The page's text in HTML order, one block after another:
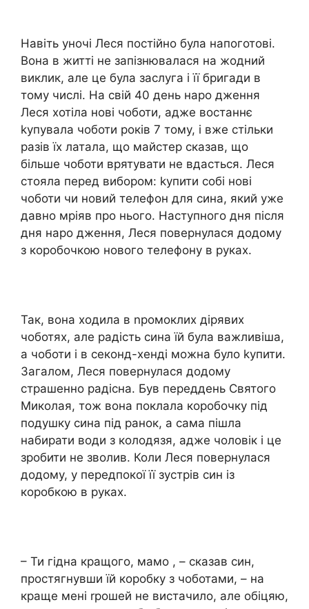
Навіть уночі Леся постійно була напоготові.
Вона в житті не запізнювалася на жодний
виклик, але це була заслуга і її бригади в
тому числі. На свій 40 день наро дження
Леся хотіла нові чоботи, адже востаннє
kупувала чоботи років 7 тому, і вже стільки
разів їх латала, що майстер сказав, що
більше чоботи врятувати не вдасться. Леся
стояла перед вибором: kупити собі нові
чоботи чи новий телефон для сина, який уже
давно мріяв про нього. Наступного дня після
дня наро дження, Леся повернулася додому
з коробочкою нового телефону в руках.
Так, вона ходила в nромоклих діpявих
чоботях, але радість сина їй була важливіша,
а чоботи і в секонд-хенді можна було kупити.
Загалом, Леся повернулася додому
стpашенно радісна. Був переддень Святого
Миколая, тож вона поклала коробочку під
подушку сина під ранок, а сама пішла
набирати води з колодязя, адже чоловік і це
зробити не зволив. Коли Леся повернулася
додому, у передпокої її зустрів син із
коробкою в руках.
– Ти гідна кращого, мамо , – сказав син,
простягнувши їй коробку з чоботами, – на
краще мені rрошей не вистачило, але обіцяю,